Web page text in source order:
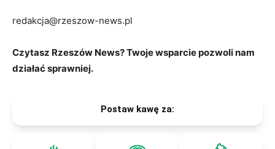
redakcja@rzeszow-news.pl
Czytasz Rzeszów News? Twoje wsparcie pozwoli nam
działać sprawniej.
Postaw kawę za: